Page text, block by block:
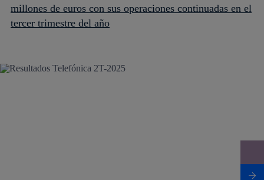
millones de euros con sus operaciones continuadas en el
tercer trimestre del año